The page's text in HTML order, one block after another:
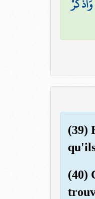
(39)
(40)